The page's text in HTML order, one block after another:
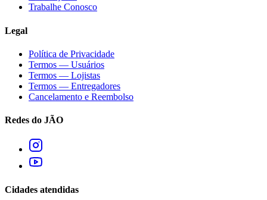
Trabalhe Conosco
Legal
Política de Privacidade
Termos — Usuários
Termos — Lojistas
Termos — Entregadores
Cancelamento e Reembolso
Redes do JÃO
Cidades atendidas